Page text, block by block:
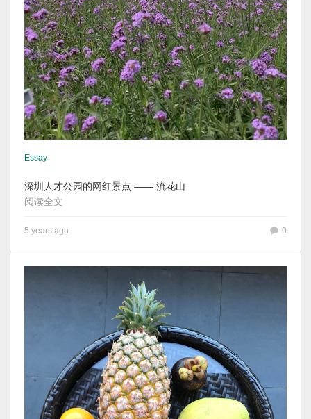
Essay
深圳人才公园的网红景点 —— 流花山
阅读全文
5 years ago 0